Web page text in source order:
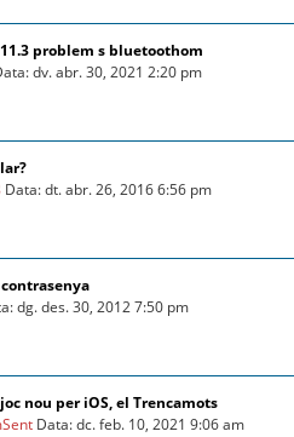
11.3 problem s bluetoothom
dv. abr. 30, 2021 2:20 pm
Data: dt. abr. 26, 2016 6:56 pm
dg. des. 30, 2012 7:50 pm
nou per iOS, el Trencamots
Data: dc. feb. 10, 2021 9:06 am